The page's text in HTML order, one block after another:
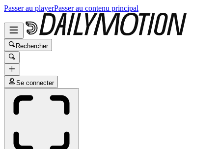
Passer au playerPasser au contenu principal
Rechercher
Se connecter